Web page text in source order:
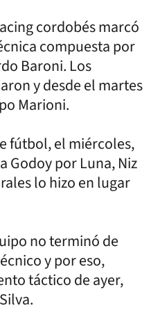
cordobés marcó
compuesta por
Baroni. Los
y desde el martes
Marioni.
fútbol, el miércoles,
Godoy por Luna, Niz
lo hizo en lugar
no terminó de
y por eso,
táctico de ayer,